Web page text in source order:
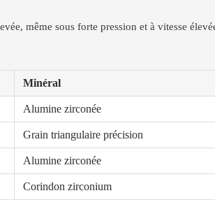
même sous forte pression et à vitesse
Minéral
Alumine zirconée
Grain triangulaire précision
Alumine zirconée
Corindon zirconium